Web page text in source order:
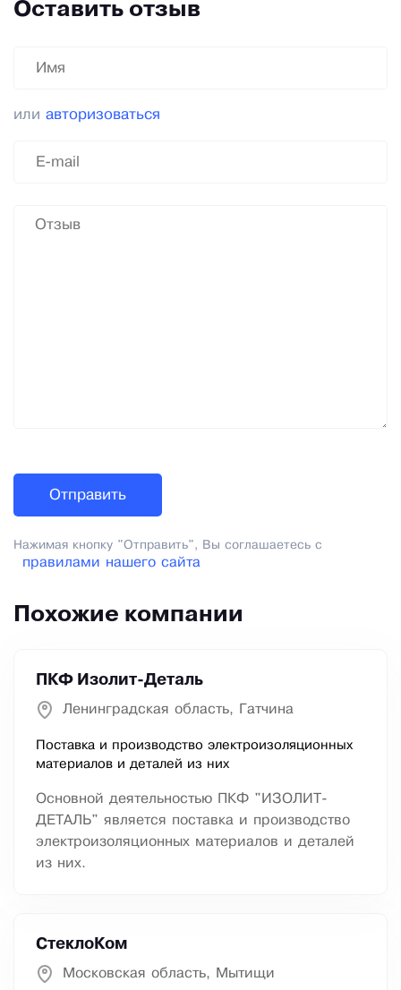
Оставить отзыв
или авторизоваться
Нажимая кнопку "Отправить", Вы соглашаетесь с
правилами нашего сайта
Похожие компании
ПКФ Изолит-Деталь
Ленинградская область, Гатчина
Поставка и производство электроизоляционных
материалов и деталей из них
Основной деятельностью ПКФ "ИЗОЛИТ-
ДЕТАЛЬ" является поставка и производство
электроизоляционных материалов и деталей
из них.
CтеклоКом
Московская область, Мытищи